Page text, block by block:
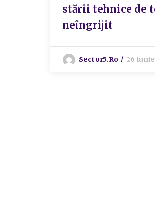
stării tehnice de
neîngrijit
Sector5.ro 26 iunie